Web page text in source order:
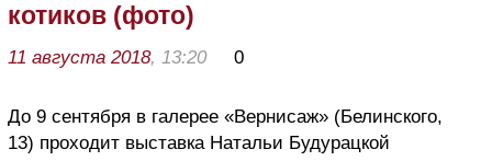
котиков (фото)
11 августа 2018, 13:20 0
До 9 сентября в галерее «Вернисаж» (Белинского,
13) проходит выставка Натальи Будурацкой